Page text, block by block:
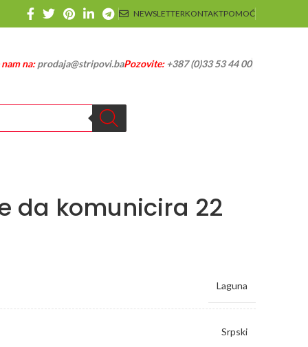
NEWSLETTERKONTAKTPOMOĆ
na:prodaja@stripovi.baPozovite:+387 (0)33 53 44 00
da komunicira 22
Laguna
Srpski